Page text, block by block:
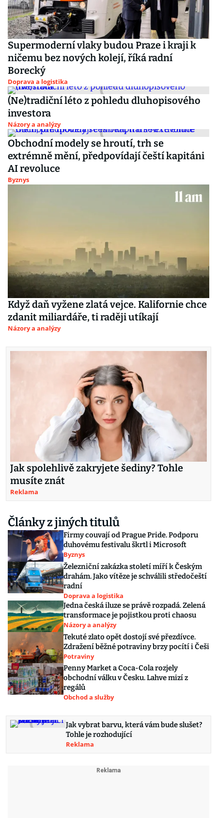
Supermoderní vlaky budou Praze i kraji k
ničemu bez nových kolejí, říká radní
Borecký
Doprava a logistika
(Ne)tradiční léto z pohledu dluhopisového
investora
Názory a analýzy
Obchodní modely se hroutí, trh se
extrémně mění, předpovídají čeští kapitáni
AI revoluce
Byznys
Když daň vyžene zlatá vejce. Kalifornie chce
zdanit miliardáře, ti raději utíkají
Názory a analýzy
Jak spolehlivě zakryjete šediny? Tohle
musíte znát
Reklama
Články z jiných titulů
Firmy couvají od Prague Pride. Podporu
duhovému festivalu škrtl i Microsoft
Byznys
Železniční zakázka století míří k Českým
drahám. Jako vítěze je schválili středočeští
radní
Doprava a logistika
Jedna česká iluze se právě rozpadá. Zelená
transformace je pojistkou proti chaosu
Názory a analýzy
Tekuté zlato opět dostojí své přezdívce.
Zdražení běžné potraviny brzy pocítí i Češi
Potraviny
Penny Market a Coca-Cola rozjely
obchodní válku v Česku. Lahve mizí z
regálů
Obchod a služby
Jak vybrat barvu, která vám bude slušet?
Tohle je rozhodující
Reklama